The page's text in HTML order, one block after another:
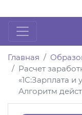
Главная
Расчет
«1С:Зарплата и
Алгоритм